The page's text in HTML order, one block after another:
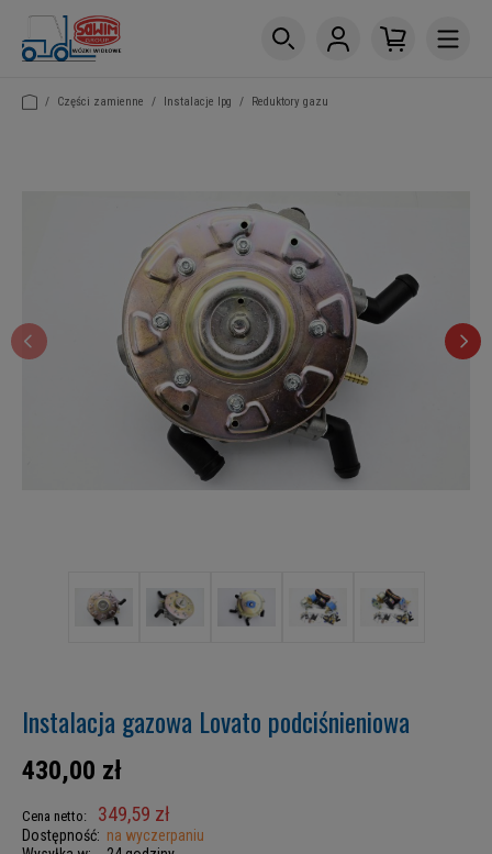
/ Części zamienne / Instalacje lpg / Reduktory gazu
Instalacja gazowa Lovato podciśnieniowa
430,00 zł
Cena netto: 349,59 zł
Dostępność: na wyczerpaniu